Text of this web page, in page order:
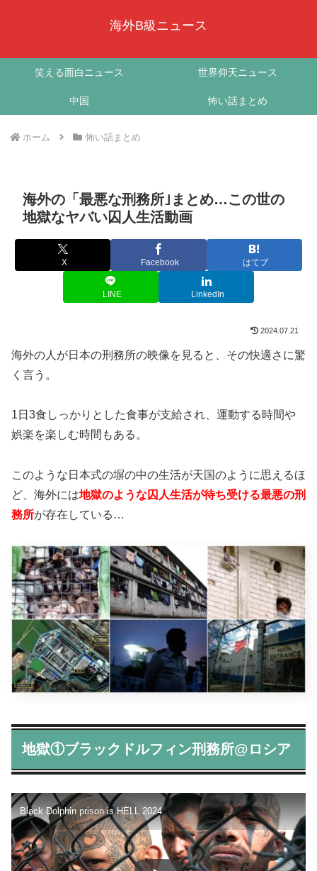
海外B級ニュース
笑える面白ニュース 世界仰天ニュース
中国 怖い話まとめ
ホーム 怖い話まとめ
海外の「最悪な刑務所｣まとめ…この世の
地獄なヤバい囚人生活動画
X Facebook はてブ
LINE LinkedIn
2024.07.21
海外の人が日本の刑務所の映像を見ると、その快適さに驚
く言う。
1日3食しっかりとした食事が支給され、運動する時間や
娯楽を楽しむ時間もある。
このような日本式の塀の中の生活が天国のように思えるほ
ど、海外には地獄のような囚人生活が待ち受ける最悪の刑
務所が存在している…
地獄①ブラックドルフィン刑務所@ロシア
Black Dolphin prison is HELL 2024